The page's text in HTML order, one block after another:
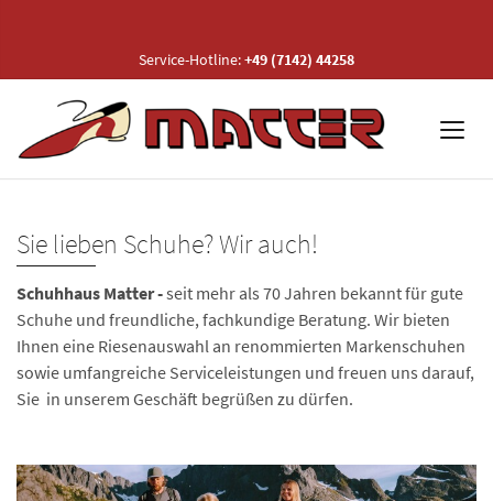
Service-Hotline:+49 (7142) 44258
Sie lieben Schuhe? Wir auch!
Schuhhaus Matter -seit mehr als 70 Jahren bekannt für gute
Schuhe und freundliche, fachkundige Beratung. Wir bieten
Ihnen eine Riesenauswahl an renommierten Markenschuhen
sowie umfangreiche Serviceleistungen und freuen uns darauf,
Sie in unserem Geschäft begrüßen zu dürfen.